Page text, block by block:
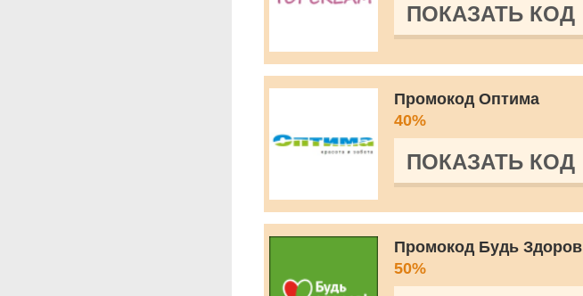
ПОКАЗАТЬ КОД
Промокод Оптима
40%
ПОКАЗАТЬ КОД
Промокод Будь Здоров
50%